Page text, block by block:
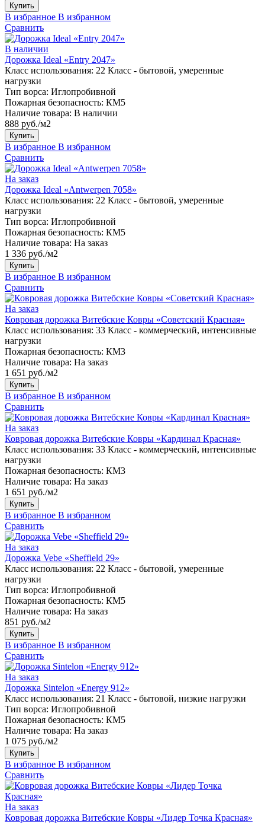
Купить
В избранное В избранном
Сравнить
В наличии
Дорожка Ideal «Entry 2047»
Класс использования: 22 Класс - бытовой, умеренные
нагрузки
Тип ворса: Иглопробивной
Пожарная безопасность: КМ5
Наличие товара: В наличии
888 руб./м2
Купить
В избранное В избранном
Сравнить
На заказ
Дорожка Ideal «Antwerpen 7058»
Класс использования: 22 Класс - бытовой, умеренные
нагрузки
Тип ворса: Иглопробивной
Пожарная безопасность: КМ5
Наличие товара: На заказ
1 336 руб./м2
Купить
В избранное В избранном
Сравнить
На заказ
Ковровая дорожка Витебские Ковры «Советский Красная»
Класс использования: 33 Класс - коммерческий, интенсивные
нагрузки
Пожарная безопасность: КМ3
Наличие товара: На заказ
1 651 руб./м2
Купить
В избранное В избранном
Сравнить
На заказ
Ковровая дорожка Витебские Ковры «Кардинал Красная»
Класс использования: 33 Класс - коммерческий, интенсивные
нагрузки
Пожарная безопасность: КМ3
Наличие товара: На заказ
1 651 руб./м2
Купить
В избранное В избранном
Сравнить
На заказ
Дорожка Vebe «Sheffield 29»
Класс использования: 22 Класс - бытовой, умеренные
нагрузки
Тип ворса: Иглопробивной
Пожарная безопасность: КМ5
Наличие товара: На заказ
851 руб./м2
Купить
В избранное В избранном
Сравнить
На заказ
Дорожка Sintelon «Energy 912»
Класс использования: 21 Класс - бытовой, низкие нагрузки
Тип ворса: Иглопробивной
Пожарная безопасность: КМ5
Наличие товара: На заказ
1 075 руб./м2
Купить
В избранное В избранном
Сравнить
На заказ
Ковровая дорожка Витебские Ковры «Лидер Точка Красная»